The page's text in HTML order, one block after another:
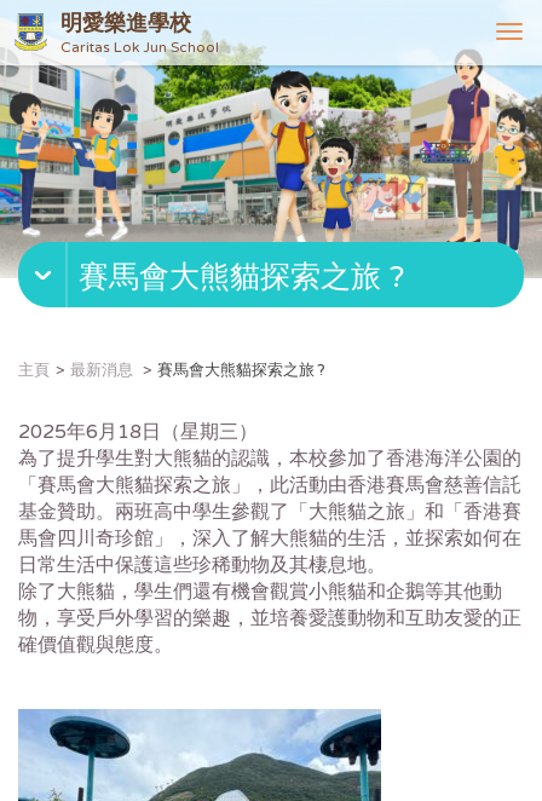
明愛樂進學校
Caritas Lok Jun School
T
o
g
g
l
e
n
v
g
賽馬會大熊貓探索之旅 ?
主頁 最新消息 賽馬會大熊貓探索之旅 ?
2025年6月18日（星期三）
為了提升學生對大熊貓的認識，本校參加了香港海洋公園的
「賽馬會大熊貓探索之旅」，此活動由香港賽馬會慈善信託
基金贊助。兩班高中學生參觀了「大熊貓之旅」和「香港賽
馬會四川奇珍館」，深入了解大熊貓的生活，並探索如何在
日常生活中保護這些珍稀動物及其棲息地。
除了大熊貓，學生們還有機會觀賞小熊貓和企鵝等其他動
物，享受戶外學習的樂趣，並培養愛護動物和互助友愛的正
確價值觀與態度。